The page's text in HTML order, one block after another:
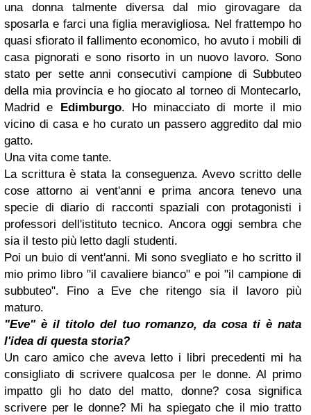
una donna talmente diversa dal mio girovagare da
sposarla e farci una figlia meravigliosa. Nel frattempo ho
quasi sfiorato il fallimento economico, ho avuto i mobili di
casa pignorati e sono risorto in un nuovo lavoro. Sono
stato per sette anni consecutivi campione di Subbuteo
della mia provincia e ho giocato al torneo di Montecarlo,
Madrid e Edimburgo. Ho minacciato di morte il mio
vicino di casa e ho curato un passero aggredito dal mio
gatto.
Una vita come tante.
La scrittura è stata la conseguenza. Avevo scritto delle
cose attorno ai vent'anni e prima ancora tenevo una
specie di diario di racconti spaziali con protagonisti i
professori dell'istituto tecnico. Ancora oggi sembra che
sia il testo più letto dagli studenti.
Poi un buio di vent'anni. Mi sono svegliato e ho scritto il
mio primo libro "il cavaliere bianco" e poi "il campione di
subbuteo". Fino a Eve che ritengo sia il lavoro più
maturo.
"Eve" è il titolo del tuo romanzo, da cosa ti è nata
l'idea di questa storia?
Un caro amico che aveva letto i libri precedenti mi ha
consigliato di scrivere qualcosa per le donne. Al primo
impatto gli ho dato del matto, donne? cosa significa
scrivere per le donne? Mi ha spiegato che il mio tratto